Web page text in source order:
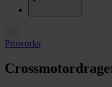
Proworks